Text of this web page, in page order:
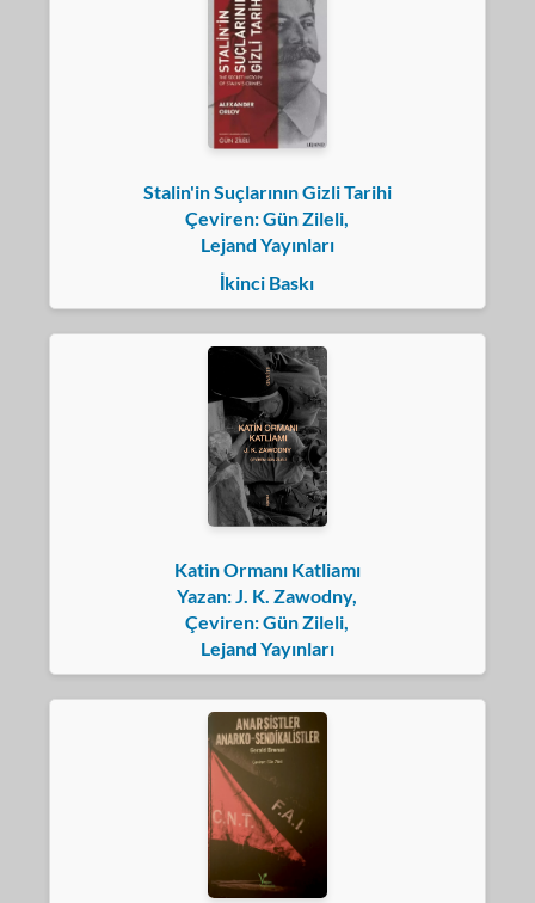
Stalin'in Suçlarının Gizli Tarihi
Çeviren: Gün Zileli,
Lejand Yayınları
İkinci Baskı
Katin Ormanı Katliamı
Yazan: J. K. Zawodny,
Çeviren: Gün Zileli,
Lejand Yayınları